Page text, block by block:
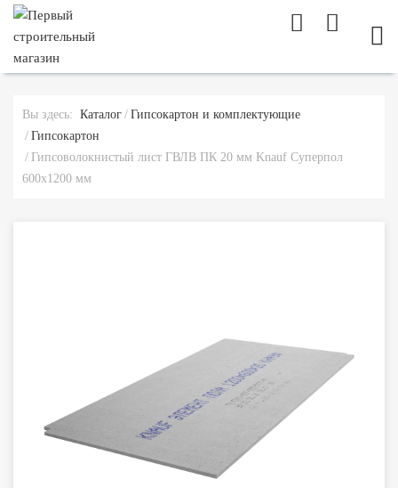
Вы здесь: Каталог
Гипсокартон и комплектующие
Гипсокартон
Гипсоволокнистый лист ГВЛВ ПК 20 мм Knauf Суперпол
600х1200 мм